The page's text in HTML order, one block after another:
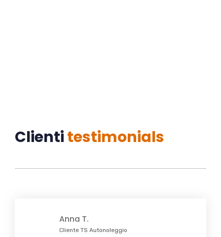
Clientitestimonials
Anna T.
Cliente TS Autonoleggio